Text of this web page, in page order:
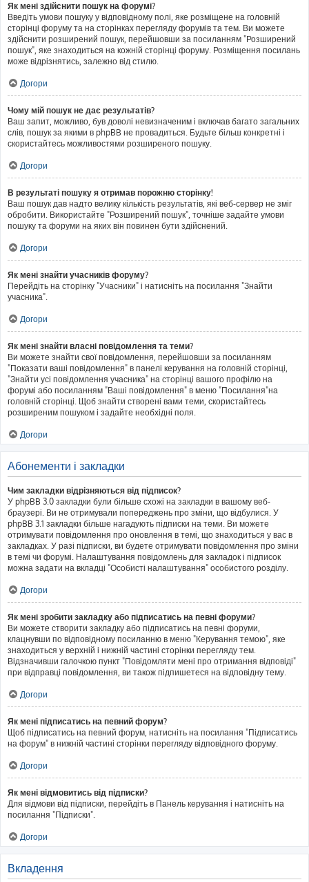
Як мені здійснити пошук на форумі?
Введіть умови пошуку у відповідному полі, яке розміщене на головній
сторінці форуму та на сторінках перегляду форумів та тем. Ви можете
здійснити розширений пошук, перейшовши за посиланням "Розширений
пошук", яке знаходиться на кожній сторінці форуму. Розміщення посилань
може відрізнятись, залежно від стилю.
Догори
Чому мій пошук не дає результатів?
Ваш запит, можливо, був доволі невизначеним і включав багато загальних
слів, пошук за якими в phpBB не провадиться. Будьте більш конкретні і
скористайтесь можливостями розширеного пошуку.
Догори
В результаті пошуку я отримав порожню сторінку!
Ваш пошук дав надто велику кількість результатів, які веб-сервер не зміг
обробити. Використайте "Розширений пошук", точніше задайте умови
пошуку та форуми на яких він повинен бути здійснений.
Догори
Як мені знайти учасників форуму?
Перейдіть на сторінку "Учасники" і натисніть на посилання "Знайти
учасника".
Догори
Як мені знайти власні повідомлення та теми?
Ви можете знайти свої повідомлення, перейшовши за посиланням
"Показати ваші повідомлення" в панелі керування на головній сторінці,
"Знайти усі повідомлення учасника" на сторінці вашого профілю на
форумі або посиланням "Ваші повідомлення" в меню "Посилання"на
головній сторінці. Щоб знайти створені вами теми, скористайтесь
розширеним пошуком і задайте необхідні поля.
Догори
Абонементи і закладки
Чим закладки відрізняються від підписок?
У phpBB 3.0 закладки були більше схожі на закладки в вашому веб-
браузері. Ви не отримували попереджень про зміни, що відбулися. У
phpBB 3.1 закладки більше нагадують підписки на теми. Ви можете
отримувати повідомлення про оновлення в темі, що знаходиться у вас в
закладках. У разі підписки, ви будете отримувати повідомлення про зміни
в темі чи форумі. Налаштування повідомлень для закладок і підписок
можна задати на вкладці "Особисті налаштування" особистого розділу.
Догори
Як мені зробити закладку або підписатись на певні форуми?
Ви можете створити закладку або підписатись на певні форуми,
клацнувши по відповідному посиланню в меню "Керування темою", яке
знаходиться у верхній і нижній частині сторінки перегляду тем.
Відзначивши галочкою пункт "Повідомляти мені про отримання відповіді"
при відправці повідомлення, ви також підпишетеся на відповідну тему.
Догори
Як мені підписатись на певний форум?
Щоб підписатись на певний форум, натисніть на посилання "Підписатись
на форум" в нижній частині сторінки перегляду відповідного форуму.
Догори
Як мені відмовитись від підписки?
Для відмови від підписки, перейдіть в Панель керування і натисніть на
посилання "Підписки".
Догори
Вкладення